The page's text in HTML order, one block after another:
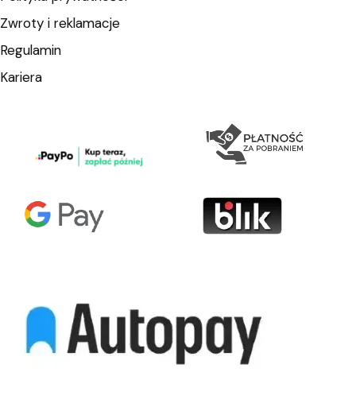
Zwroty i reklamacje
Regulamin
Kariera